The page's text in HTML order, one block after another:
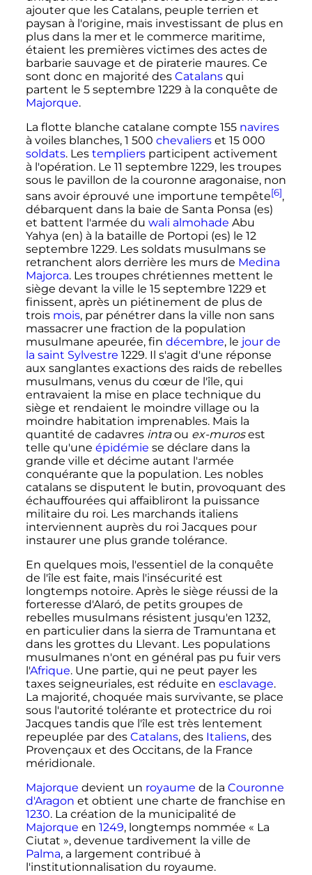
ajouter que les Catalans, peuple terrien et
paysan à l'origine, mais investissant de plus en
plus dans la mer et le commerce maritime,
étaient les premières victimes des actes de
barbarie sauvage et de piraterie maures. Ce
sont donc en majorité des Catalansqui
partent le 5 septembre 1229 à la conquête de
Majorque.
La flotte blanche catalane compte 155 navires
à voiles blanches, 1 500 chevalierset 15 000
soldats. Les templiersparticipent activement
à l'opération. Le 11 septembre 1229, les troupes
sous le pavillon de la couronne aragonaise, non
sans avoir éprouvé une importune tempête[6],
débarquent dans la baie de Santa Ponsa (es)
et battent l'armée du wali almohade Abu
Yahya (en) à la bataille de Portopi (es) le 12
septembre 1229. Les soldats musulmans se
retranchent alors derrière les murs de Medina
Majorca. Les troupes chrétiennes mettent le
siège devant la ville le 15 septembre 1229 et
finissent, après un piétinement de plus de
trois mois, par pénétrer dans la ville non sans
massacrer une fraction de la population
musulmane apeurée, fin décembre, le jour de
la saint Sylvestre 1229. Il s'agit d'une réponse
aux sanglantes exactions des raids de rebelles
musulmans, venus du cœur de l'île, qui
entravaient la mise en place technique du
siège et rendaient le moindre village ou la
moindre habitation imprenables. Mais la
quantité de cadavres intraou ex-murosest
telle qu'une épidémie se déclare dans la
grande ville et décime autant l'armée
conquérante que la population. Les nobles
catalans se disputent le butin, provoquant des
échauffourées qui affaibliront la puissance
militaire du roi. Les marchands italiens
interviennent auprès du roi Jacques pour
instaurer une plus grande tolérance.
En quelques mois, l'essentiel de la conquête
de l'île est faite, mais l'insécurité est
longtemps notoire. Après le siège réussi de la
forteresse d'Alaró, de petits groupes de
rebelles musulmans résistent jusqu'en 1232,
en particulier dans la sierra de Tramuntana et
dans les grottes du Llevant. Les populations
musulmanes n'ont en général pas pu fuir vers
l'Afrique. Une partie, qui ne peut payer les
taxes seigneuriales, est réduite en esclavage.
La majorité, choquée mais survivante, se place
sous l'autorité tolérante et protectrice du roi
Jacques tandis que l'île est très lentement
repeuplée par des Catalans, des Italiens, des
Provençaux et des Occitans, de la France
méridionale.
Majorque devient un royaume de la Couronne
d'Aragon et obtient une charte de franchise en
1230. La création de la municipalité de
Majorque en 1249, longtemps nommée « La
Ciutat », devenue tardivement la ville de
Palma, a largement contribué à
l'institutionnalisation du royaume.